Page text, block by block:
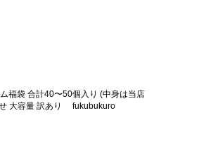
福袋 合計40〜50個入り (中身は当店
せ 大容量 訳あり fukubukuro